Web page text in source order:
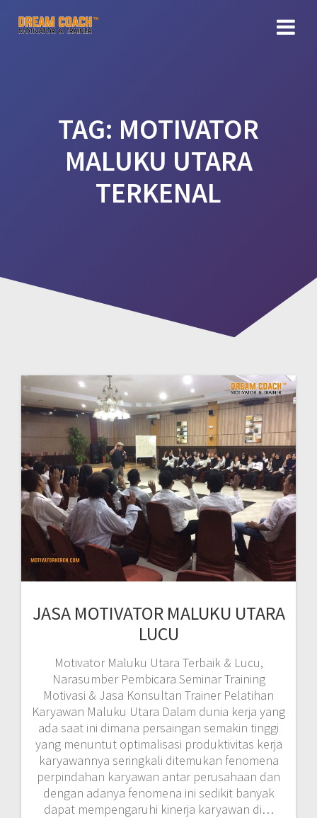
TAG: MOTIVATOR
MALUKU UTARA
TERKENAL
JASA MOTIVATOR MALUKU UTARA
LUCU
Motivator Maluku Utara Terbaik & Lucu,
Narasumber Pembicara Seminar Training
Motivasi & Jasa Konsultan Trainer Pelatihan
Karyawan Maluku Utara Dalam dunia kerja yang
ada saat ini dimana persaingan semakin tinggi
yang menuntut optimalisasi produktivitas kerja
karyawannya seringkali ditemukan fenomena
perpindahan karyawan antar perusahaan dan
dengan adanya fenomena ini sedikit banyak
dapat mempengaruhi kinerja karyawan di…